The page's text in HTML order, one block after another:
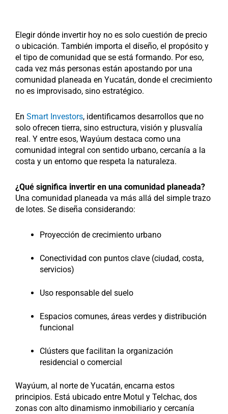
Elegir dónde invertir hoy no es solo cuestión de precio
o ubicación. También importa el diseño, el propósito y
el tipo de comunidad que se está formando. Por eso,
cada vez más personas están apostando por una
comunidad planeada en Yucatán, donde el crecimiento
no es improvisado, sino estratégico.
En Smart Investors, identificamos desarrollos que no
solo ofrecen tierra, sino estructura, visión y plusvalía
real. Y entre esos, Wayúum destaca como una
comunidad integral con sentido urbano, cercanía a la
costa y un entorno que respeta la naturaleza.
¿Qué significa invertir en una comunidad planeada?
Una comunidad planeada va más allá del simple trazo
de lotes. Se diseña considerando:
Proyección de crecimiento urbano
Conectividad con puntos clave (ciudad, costa,
servicios)
Uso responsable del suelo
Espacios comunes, áreas verdes y distribución
funcional
Clústers que facilitan la organización
residencial o comercial
Wayúum, al norte de Yucatán, encarna estos
principios. Está ubicado entre Motul y Telchac, dos
zonas con alto dinamismo inmobiliario y cercanía